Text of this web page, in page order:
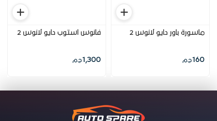
ماسورة باور دايو لانوس 2
160ج.م
فانوس استوب دايو لانوس 2
1,300ج.م